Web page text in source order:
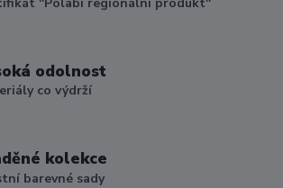
odolnost
co výdrží
kolekce
barevné sady